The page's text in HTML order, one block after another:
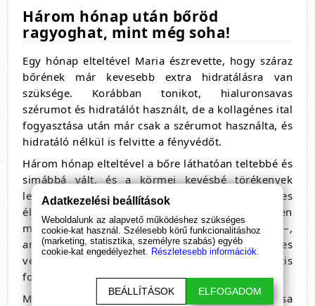
Három hónap után bőröd
ragyoghat, mint még soha!
Egy hónap elteltével Maria észrevette, hogy száraz
bőrének már kevesebb extra hidratálásra van
szüksége. Korábban tonikot, hialuronsavas
szérumot és hidratálót használt, de a kollagénes ital
fogyasztása után már csak a szérumot használta, és
hidratáló nélkül is felvitte a fényvédőt.
Három hónap elteltével a bőre láthatóan teltebbé és
simábbá vált, és a körmei kevésbé törékenyek
lettek. Maria hangsúlyozta, hogy egészséges
életmódot folytat – jól táplálkozik, rendszeresen
mozog, és naponta legalább két liter vizet iszik –,
amelyek mind hozzájárulnak a bőr egészséges
vérkeringéséhez és a kollagénszintézis
fokozásához.
Mindezek ellenére a kollagén szedésének hatása
Adatkezelési beállítások
Weboldalunk az alapvető működéshez szükséges
cookie-kat használ. Szélesebb körű funkcionalitáshoz
(marketing, statisztika, személyre szabás) egyéb
cookie-kat engedélyezhet. Részletesebb információk.
BEÁLLÍTÁSOK ELFOGADOM